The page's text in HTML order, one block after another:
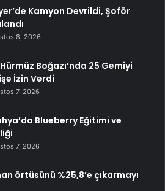
Kamyon Devrildi, Şoför
8, 2026
Boğazı’nda 25 Gemiyi
İzin Verdi
7, 2026
Blueberry Eğitimi ve
7, 2026
örtüsünü %25,8’e çıkarmayı